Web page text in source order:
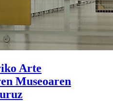
Arte
Museoaren